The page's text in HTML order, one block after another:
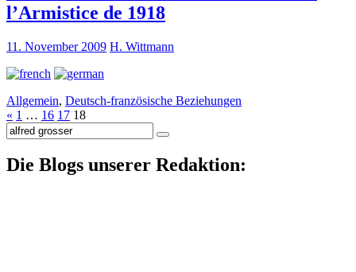
l’Armistice de 1918
11. November 2009 H. Wittmann
Allgemein, Deutsch-französische Beziehungen
« 1 … 16 17 18
Suche
nach:
Die Blogs unserer Redaktion: